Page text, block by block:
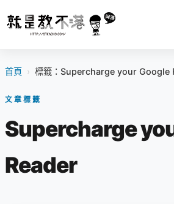
首頁 › 標籤：Supercharge your Google
文章標籤
Supercharge
Reader